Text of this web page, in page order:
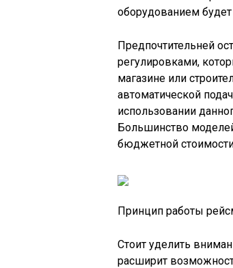
оборудованием
Предпочтительней
регулировками,
магазине или
автоматической
использовании
Большинство
бюджетной
Принцип работы
Стоит уделить
расширит